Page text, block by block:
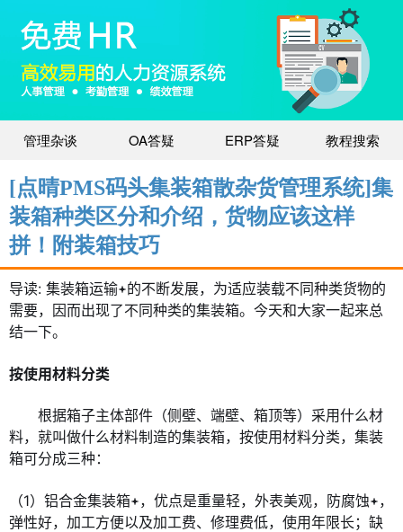
管理杂谈 OA答疑 ERP答疑 教程搜索
[点晴PMS码头集装箱散杂货管理系统]集
装箱种类区分和介绍，货物应该这样
拼！附装箱技巧
导读: 集装箱运输 的不断发展，为适应装载不同种类货物的
需要，因而出现了不同种类的集装箱。今天和大家一起来总
结一下。
按使用材料分类
根据箱子主体部件（侧壁、端壁、箱顶等）采用什么材
料，就叫做什么材料制造的集装箱，按使用材料分类，集装
箱可分成三种：
（1）铝合金集装箱 ，优点是重量轻，外表美观，防腐蚀
，
弹性好，加工方便以及加工费、修理费低，使用年限长；缺